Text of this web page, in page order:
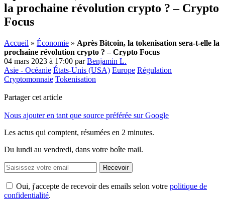
la prochaine révolution crypto ? – Crypto
Focus
Accueil » Économie » Après Bitcoin, la tokenisation sera-t-elle la
prochaine révolution crypto ? – Crypto Focus
04 mars 2023 à 17:00 parBenjamin L.
Asie - Océanie États-Unis (USA) Europe Régulation
Cryptomonnaie Tokenisation
Partager cet article
Nous ajouter en tant que source préférée sur Google
Les actus qui comptent, résumées en 2 minutes.
Du lundi au vendredi, dans votre boîte mail.
Recevoir
Oui, j'accepte de recevoir des emails selon votre politique de
confidentialité.